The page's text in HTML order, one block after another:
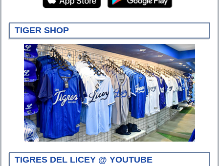
TIGER SHOP
TIGRES DEL LICEY @ YOUTUBE